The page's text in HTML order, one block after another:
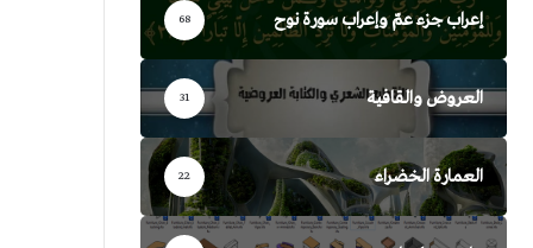
إعراب جزء عمّ وإعراب سورة نوح 68
العروض والقافية 31
العمارة الخضراء 22